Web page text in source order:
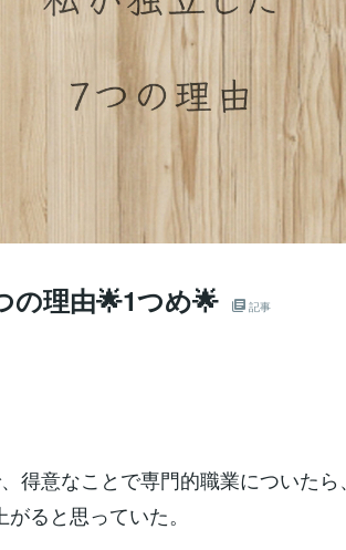
の理由🌟1つめ🌟 記事
得意なことで専門的職業についたら、
ると思っていた。